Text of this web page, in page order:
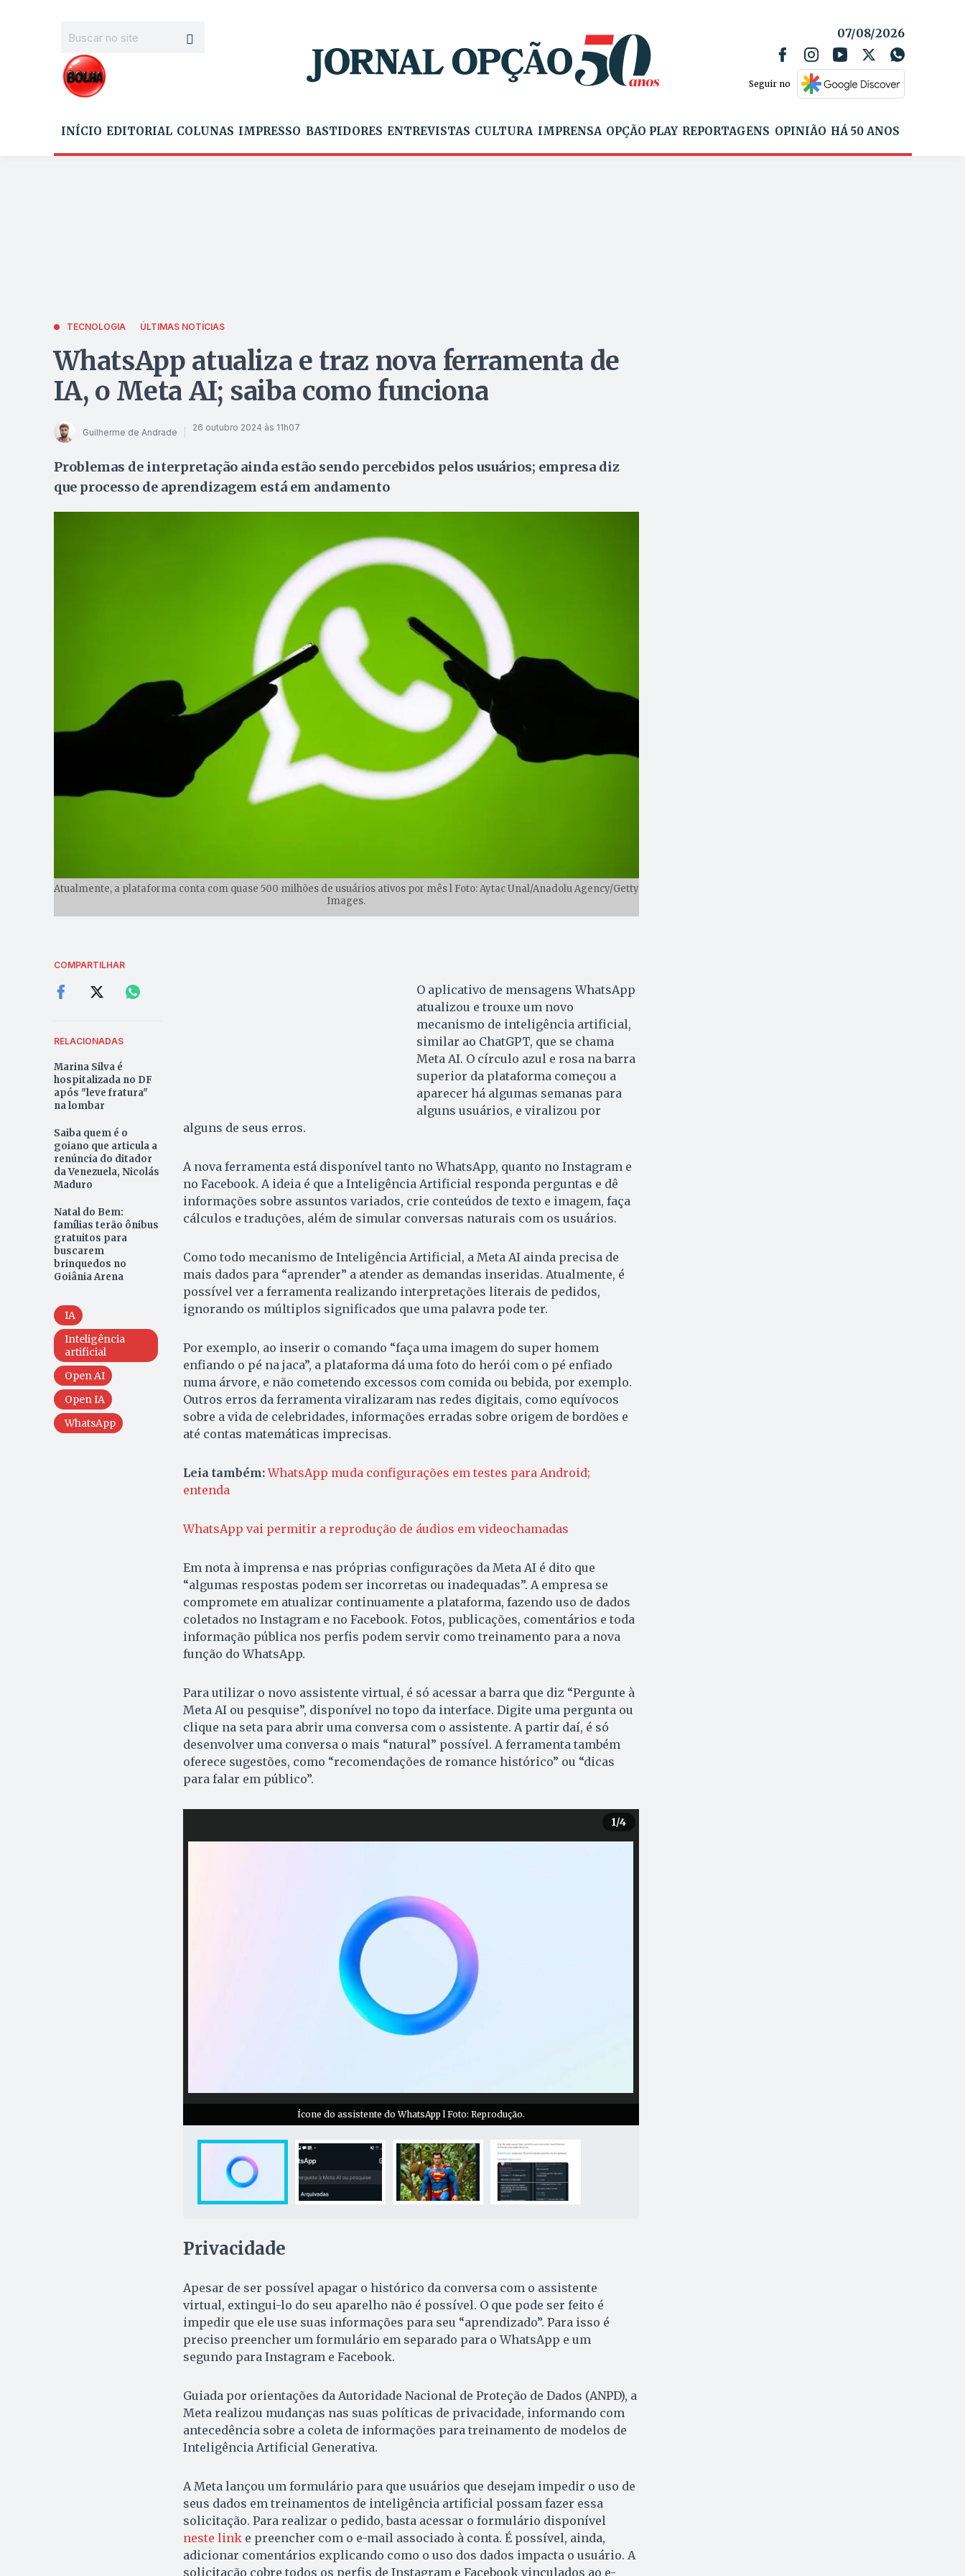
07/08/2026
Seguir no
INÍCIO EDITORIAL COLUNAS IMPRESSO BASTIDORES ENTREVISTAS CULTURA IMPRENSA OPÇÃO PLAY REPORTAGENS OPINIÃO HÁ 50 ANOS
TECNOLOGIA ÚLTIMAS NOTÍCIAS
WhatsApp atualiza e traz nova ferramenta de
IA, o Meta AI; saiba como funciona
Guilherme de Andrade 26 outubro 2024 às 11h07
Problemas de interpretação ainda estão sendo percebidos pelos usuários; empresa diz
que processo de aprendizagem está em andamento
Atualmente, a plataforma conta com quase 500 milhões de usuários ativos por mês l Foto: Aytac Unal/Anadolu Agency/Getty
Images.
COMPARTILHAR
RELACIONADAS
Marina Silva é
hospitalizada no DF
após "leve fratura"
na lombar
Saiba quem é o
goiano que articula a
renúncia do ditador
da Venezuela, Nicolás
Maduro
Natal do Bem:
famílias terão ônibus
gratuitos para
buscarem
brinquedos no
Goiânia Arena
IA
Inteligência
artificial
Open AI
Open IA
WhatsApp
O aplicativo de mensagens WhatsApp
atualizou e trouxe um novo
mecanismo de inteligência artificial,
similar ao ChatGPT, que se chama
Meta AI. O círculo azul e rosa na barra
superior da plataforma começou a
aparecer há algumas semanas para
alguns usuários, e viralizou por
alguns de seus erros.
A nova ferramenta está disponível tanto no WhatsApp, quanto no Instagram e
no Facebook. A ideia é que a Inteligência Artificial responda perguntas e dê
informações sobre assuntos variados, crie conteúdos de texto e imagem, faça
cálculos e traduções, além de simular conversas naturais com os usuários.
Como todo mecanismo de Inteligência Artificial, a Meta AI ainda precisa de
mais dados para “aprender” a atender as demandas inseridas. Atualmente, é
possível ver a ferramenta realizando interpretações literais de pedidos,
ignorando os múltiplos significados que uma palavra pode ter.
Por exemplo, ao inserir o comando “faça uma imagem do super homem
enfiando o pé na jaca”, a plataforma dá uma foto do herói com o pé enfiado
numa árvore, e não cometendo excessos com comida ou bebida, por exemplo.
Outros erros da ferramenta viralizaram nas redes digitais, como equívocos
sobre a vida de celebridades, informações erradas sobre origem de bordões e
até contas matemáticas imprecisas.
Leia também: WhatsApp muda configurações em testes para Android;
entenda
WhatsApp vai permitir a reprodução de áudios em videochamadas
Em nota à imprensa e nas próprias configurações da Meta AI é dito que
“algumas respostas podem ser incorretas ou inadequadas”. A empresa se
compromete em atualizar continuamente a plataforma, fazendo uso de dados
coletados no Instagram e no Facebook. Fotos, publicações, comentários e toda
informação pública nos perfis podem servir como treinamento para a nova
função do WhatsApp.
Para utilizar o novo assistente virtual, é só acessar a barra que diz “Pergunte à
Meta AI ou pesquise”, disponível no topo da interface. Digite uma pergunta ou
clique na seta para abrir uma conversa com o assistente. A partir daí, é só
desenvolver uma conversa o mais “natural” possível. A ferramenta também
oferece sugestões, como “recomendações de romance histórico” ou “dicas
para falar em público”.
1/4
Ícone do assistente do WhatsApp l Foto: Reprodução.
Privacidade
Apesar de ser possível apagar o histórico da conversa com o assistente
virtual, extingui-lo do seu aparelho não é possível. O que pode ser feito é
impedir que ele use suas informações para seu “aprendizado”. Para isso é
preciso preencher um formulário em separado para o WhatsApp e um
segundo para Instagram e Facebook.
Guiada por orientações da Autoridade Nacional de Proteção de Dados (ANPD), a
Meta realizou mudanças nas suas políticas de privacidade, informando com
antecedência sobre a coleta de informações para treinamento de modelos de
Inteligência Artificial Generativa.
A Meta lançou um formulário para que usuários que desejam impedir o uso de
seus dados em treinamentos de inteligência artificial possam fazer essa
solicitação. Para realizar o pedido, basta acessar o formulário disponível
neste linke preencher com o e-mail associado à conta. É possível, ainda,
adicionar comentários explicando como o uso dos dados impacta o usuário. A
solicitação cobre todos os perfis de Instagram e Facebook vinculados ao e-